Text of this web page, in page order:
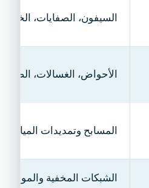
السيفون، الصفايات،
الأحواض، الغسالات، الصرف
المسابح وتمديدات المياه
الشبكات المخفية والمواسير